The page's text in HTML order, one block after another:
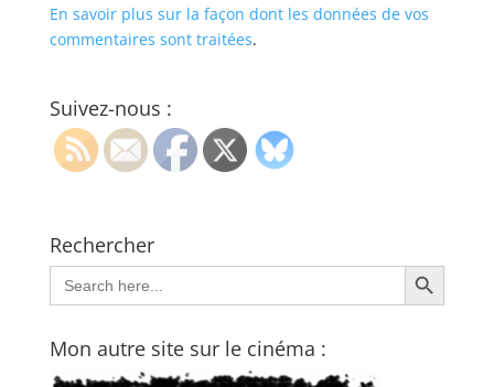
En savoir plus sur la façon dont les données de vos
commentaires sont traitées.
Suivez-nous :
Rechercher
Search
for:
Search Button
Mon autre site sur le cinéma :